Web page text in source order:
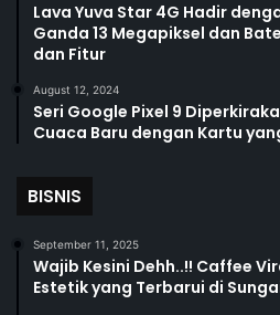
Lava Yuva Star 4G Hadir
Ganda 13 Megapiksel dan
dan Fitur
August 12, 2024
Seri Google Pixel 9
Cuaca Baru dengan Kartu
BISNIS
September 11, 2025
Wajib Kesini Dehh..!! Caffee
Estetik yang Terbarui di